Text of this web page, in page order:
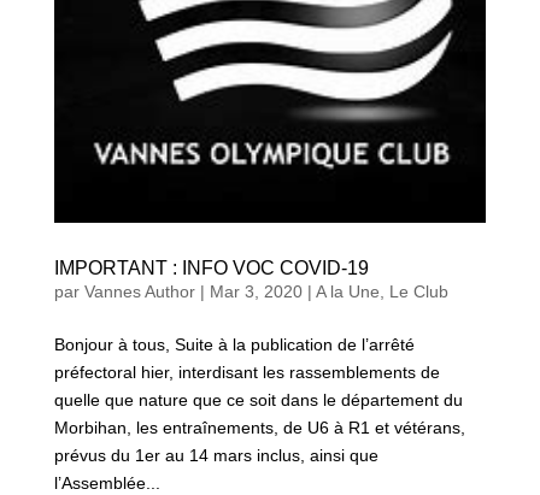
IMPORTANT : INFO VOC COVID-19
par Vannes Author| Mar 3, 2020| A la Une Le Club
Bonjour à tous, Suite à la publication de l’arrêté
préfectoral hier, interdisant les rassemblements de
quelle que nature que ce soit dans le département du
Morbihan, les entraînements, de U6 à R1 et vétérans,
prévus du 1er au 14 mars inclus, ainsi que
l’Assemblée...